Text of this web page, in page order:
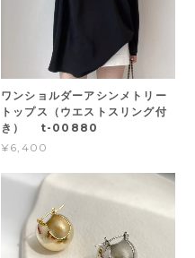
ワンショルダーアシンメトリー
トップス（ウエストスリング付
き） t-00880
¥6,400